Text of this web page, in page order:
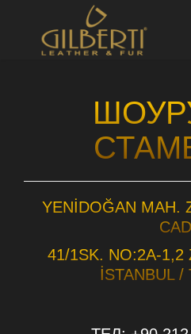
YENİDOĞAN MAH.
41/1SK. NO:2A-1,2
İSTANBUL /